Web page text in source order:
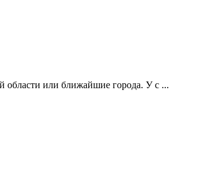
области или ближайшие города. У с ...